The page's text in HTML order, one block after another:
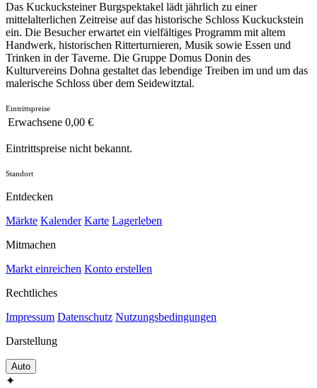
Das Kuckucksteiner Burgspektakel lädt jährlich zu einer
mittelalterlichen Zeitreise auf das historische Schloss Kuckuckstein
ein. Die Besucher erwartet ein vielfältiges Programm mit altem
Handwerk, historischen Ritterturnieren, Musik sowie Essen und
Trinken in der Taverne. Die Gruppe Domus Donin des
Kulturvereins Dohna gestaltet das lebendige Treiben im und um das
malerische Schloss über dem Seidewitztal.
Eintrittspreise
Erwachsene 0,00 €
Eintrittspreise nicht bekannt.
Standort
Entdecken
Märkte Kalender Karte Lagerleben
Mitmachen
Markt einreichen Konto erstellen
Rechtliches
Impressum Datenschutz Nutzungsbedingungen
Darstellung
Auto
✦